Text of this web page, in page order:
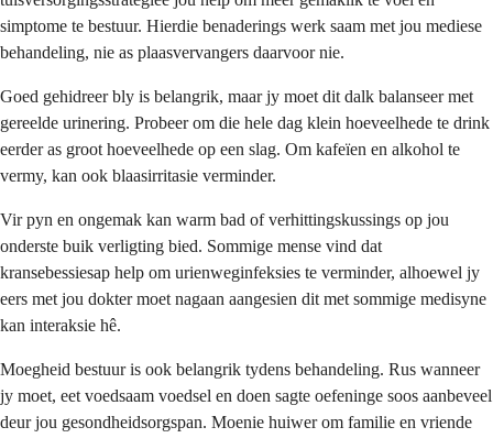
simptome te bestuur. Hierdie benaderings werk saam met jou mediese
behandeling, nie as plaasvervangers daarvoor nie.
Goed gehidreer bly is belangrik, maar jy moet dit dalk balanseer met
gereelde urinering. Probeer om die hele dag klein hoeveelhede te drink
eerder as groot hoeveelhede op een slag. Om kafeïen en alkohol te
vermy, kan ook blaasirritasie verminder.
Vir pyn en ongemak kan warm bad of verhittingskussings op jou
onderste buik verligting bied. Sommige mense vind dat
kransebessiesap help om urienweginfeksies te verminder, alhoewel jy
eers met jou dokter moet nagaan aangesien dit met sommige medisyne
kan interaksie hê.
Moegheid bestuur is ook belangrik tydens behandeling. Rus wanneer
jy moet, eet voedsaam voedsel en doen sagte oefeninge soos aanbeveel
deur jou gesondheidsorgspan. Moenie huiwer om familie en vriende